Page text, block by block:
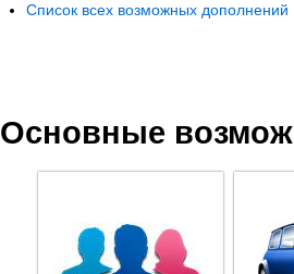
Список всех возможных дополнений
Основные